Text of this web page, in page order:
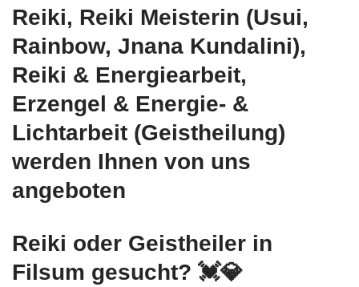
Reiki, Reiki Meisterin (Usui,
Rainbow, Jnana Kundalini),
Reiki & Energiearbeit,
Erzengel & Energie- &
Lichtarbeit (Geistheilung)
werden Ihnen von uns
angeboten
Reiki oder Geistheiler in
Filsum gesucht? 💓️💎